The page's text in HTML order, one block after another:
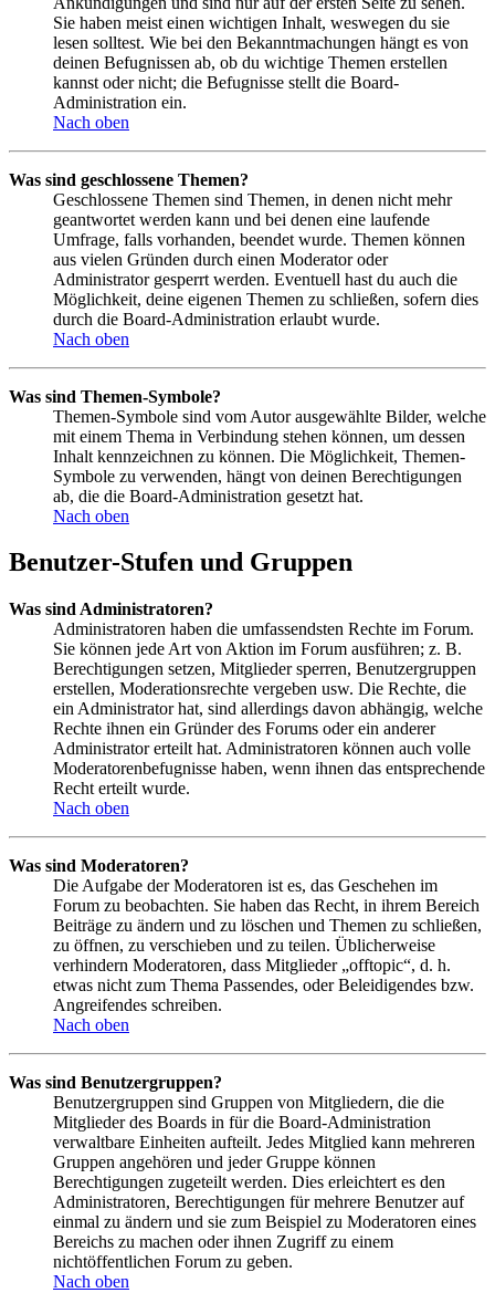
Sie haben meist einen wichtigen Inhalt, weswegen du sie
lesen solltest. Wie bei den Bekanntmachungen hängt es von
deinen Befugnissen ab, ob du wichtige Themen erstellen
kannst oder nicht; die Befugnisse stellt die Board-
Administration ein.
Nach oben
Was sind geschlossene Themen?
Geschlossene Themen sind Themen, in denen nicht mehr
geantwortet werden kann und bei denen eine laufende
Umfrage, falls vorhanden, beendet wurde. Themen können
aus vielen Gründen durch einen Moderator oder
Administrator gesperrt werden. Eventuell hast du auch die
Möglichkeit, deine eigenen Themen zu schließen, sofern dies
durch die Board-Administration erlaubt wurde.
Nach oben
Was sind Themen-Symbole?
Themen-Symbole sind vom Autor ausgewählte Bilder, welche
mit einem Thema in Verbindung stehen können, um dessen
Inhalt kennzeichnen zu können. Die Möglichkeit, Themen-
Symbole zu verwenden, hängt von deinen Berechtigungen
ab, die die Board-Administration gesetzt hat.
Nach oben
Benutzer-Stufen und Gruppen
Was sind Administratoren?
Administratoren haben die umfassendsten Rechte im Forum.
Sie können jede Art von Aktion im Forum ausführen; z. B.
Berechtigungen setzen, Mitglieder sperren, Benutzergruppen
erstellen, Moderationsrechte vergeben usw. Die Rechte, die
ein Administrator hat, sind allerdings davon abhängig, welche
Rechte ihnen ein Gründer des Forums oder ein anderer
Administrator erteilt hat. Administratoren können auch volle
Moderatorenbefugnisse haben, wenn ihnen das entsprechende
Recht erteilt wurde.
Nach oben
Was sind Moderatoren?
Die Aufgabe der Moderatoren ist es, das Geschehen im
Forum zu beobachten. Sie haben das Recht, in ihrem Bereich
Beiträge zu ändern und zu löschen und Themen zu schließen,
zu öffnen, zu verschieben und zu teilen. Üblicherweise
verhindern Moderatoren, dass Mitglieder „offtopic“, d. h.
etwas nicht zum Thema Passendes, oder Beleidigendes bzw.
Angreifendes schreiben.
Nach oben
Was sind Benutzergruppen?
Benutzergruppen sind Gruppen von Mitgliedern, die die
Mitglieder des Boards in für die Board-Administration
verwaltbare Einheiten aufteilt. Jedes Mitglied kann mehreren
Gruppen angehören und jeder Gruppe können
Berechtigungen zugeteilt werden. Dies erleichtert es den
Administratoren, Berechtigungen für mehrere Benutzer auf
einmal zu ändern und sie zum Beispiel zu Moderatoren eines
Bereichs zu machen oder ihnen Zugriff zu einem
nichtöffentlichen Forum zu geben.
Nach oben